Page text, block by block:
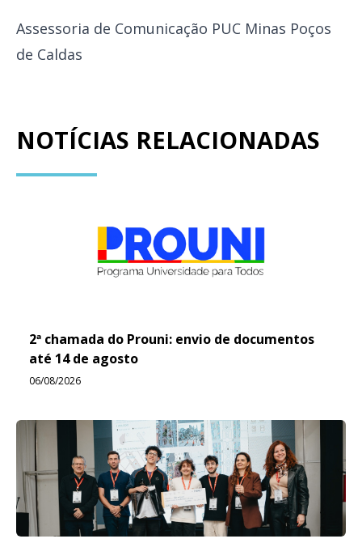
Assessoria de Comunicação PUC Minas Poços
de Caldas
NOTÍCIAS RELACIONADAS
2ª chamada do Prouni: envio de documentos
até 14 de agosto
06/08/2026